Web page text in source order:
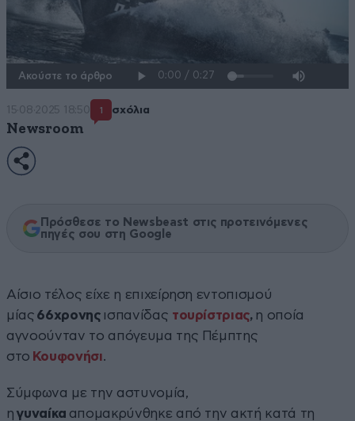
Ακούστε το άρθρο
15·08·2025 18:50 1 σχόλια
Newsroom
Πρόσθεσε το Newsbeast στις προτεινόμενες
πηγές σου στη Google
Αίσιο τέλος είχε η επιχείρηση εντοπισμού
μίας 66χρονης ισπανίδας τουρίστριας, η οποία
αγνοούνταν το απόγευμα της Πέμπτης
στο Κουφονήσι.
Σύμφωνα με την αστυνομία,
η γυναίκα απομακρύνθηκε από την ακτή κατά τη